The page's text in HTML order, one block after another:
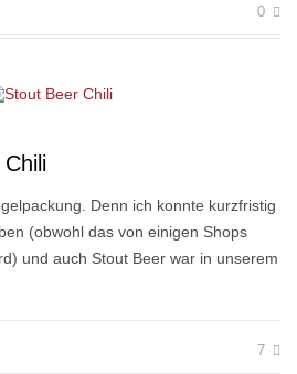
0
Denn ich konnte kurzfristig
(obwohl das von einigen Shops
und auch Stout Beer war in unserem
7